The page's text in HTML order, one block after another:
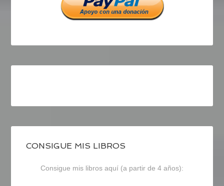
CONSIGUE MIS LIBROS
Consigue mis libros aquí (a partir de 4 años):